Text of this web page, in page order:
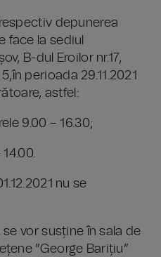
depunerea
face la sediul
B-dul Eroilor nr.17,
perioada 29.11.2021
astfel:
9.00 – 16.30;
nu se
vor susține în sala de
”George Barițiu”